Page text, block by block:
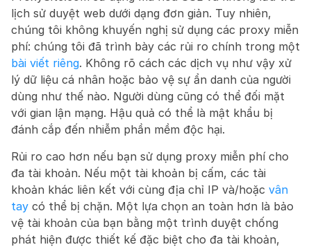
lịch sử duyệt web dưới dạng đơn giản. Tuy nhiên,
chúng tôi không khuyến nghị sử dụng các proxy miễn
bài viết riêng. Không rõ cách các dịch vụ như vậy xử
lý dữ liệu cá nhân hoặc bảo vệ sự ẩn danh của người
dùng như thế nào. Người dùng cũng có thể đối mặt
với gian lận mạng. Hậu quả có thể là mật khẩu bị
đánh cắp đến nhiễm phần mềm độc hại.
Rủi ro cao hơn nếu bạn sử dụng proxy miễn phí cho
đa tài khoản. Nếu một tài khoản bị cấm, các tài
khoản khác liên kết với cùng địa chỉ IP và/hoặc vân
tay có thể bị chặn. Một lựa chọn an toàn hơn là bảo
vệ tài khoản của bạn bằng một trình duyệt chống
phát hiện được thiết kế đặc biệt cho đa tài khoản,